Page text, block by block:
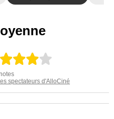
spectateurs d'AlloCiné